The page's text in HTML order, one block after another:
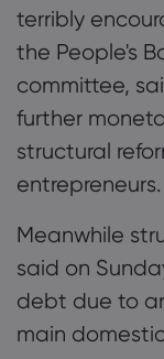
terribly
the People's
committee,
further
structural
entrepreneurs.
Meanwhile
said on
debt due to
main